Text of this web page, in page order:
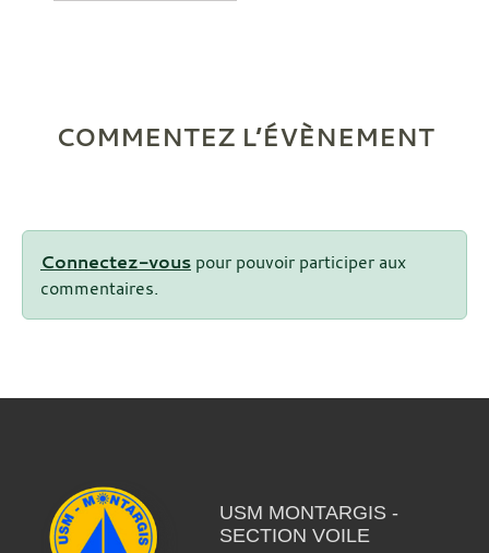
COMMENTEZ L’ÉVÈNEMENT
Connectez-vous pour pouvoir participer aux
commentaires.
USM MONTARGIS -
SECTION VOILE